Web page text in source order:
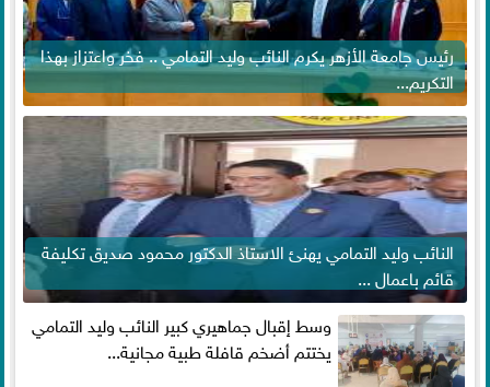
رئيس جامعة الأزهر يكرم النائب وليد التمامي .. فخر واعتزاز بهذا
التكريم...
النائب وليد التمامي يهنئ الاستاذ الدكتور محمود صديق تكليفة
قائم باعمال ...
وسط إقبال جماهيري كبير النائب وليد التمامي
يختتم أضخم قافلة طبية مجانية...